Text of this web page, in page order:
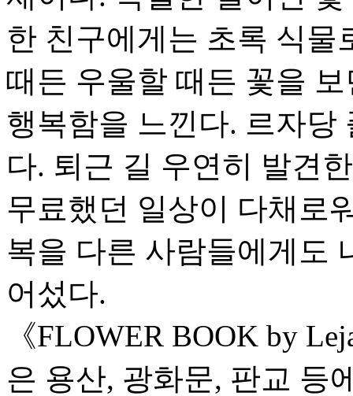
한 친구에게는 초록 식물
때든 우울할 때든 꽃을
행복함을 느낀다. 르자당
다. 퇴근 길 우연히 발견
무료했던 일상이 다채로
복을 다른 사람들에게도
어섰다.
《FLOWER BOOK by
은 용산, 광화문, 판교 등